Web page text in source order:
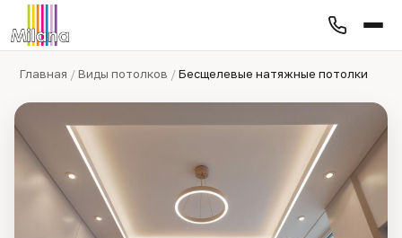
Главная /Виды потолков /Бесщелевые натяжные потолки